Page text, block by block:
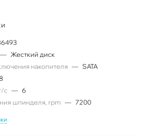
— Жесткий диск
накопителя — SATA
с — 6
шпинделя, rpm — 7200